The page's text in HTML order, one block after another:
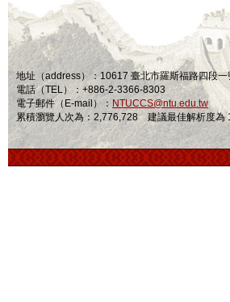
地址（address）：10617 臺北市羅斯福路四段
電話（TEL）：+886-2-3366-8303
電子郵件（E-mail）： NTUCCS@ntu.edu.tw
累積瀏覽人次為：2,776,728 建議最佳解析度